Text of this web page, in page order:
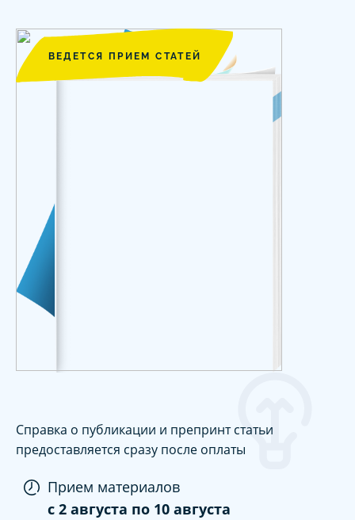
ВЕДЕТСЯ ПРИЕМ СТАТЕЙ
Справка о публикации и препринт статьи
предоставляется сразу после оплаты
Прием материалов
c 2 августа по 10 августа